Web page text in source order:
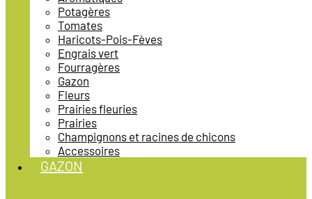
Potagères
Tomates
Haricots-Pois-Fèves
Engrais vert
Fourragères
Gazon
Fleurs
Prairies fleuries
Prairies
Champignons et racines de chicons
Accessoires
GAZON